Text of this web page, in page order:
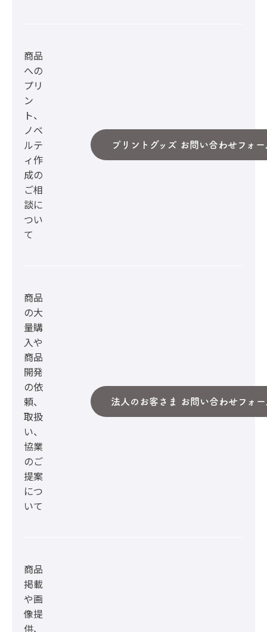
商品
への
プリ
ン
ト、
ノベ
ルテ
ィ作
成の
ご相
談に
つい
て
プリントグッズ お問い合わせフォー
商品
の大
量購
入や
商品
開発
の依
頼、
取扱
い、
協業
のご
提案
につ
いて
法人のお客さま お問い合わせフォー
商品
掲載
や画
像提
供、